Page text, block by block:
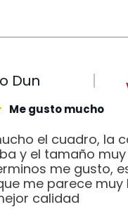
Dun
Me gusto mucho
el cuadro, la
y el tamaño muy
me gusto,
me parece muy
calidad